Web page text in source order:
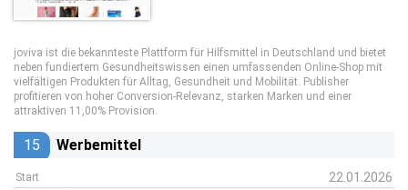
joviva ist die bekannteste Plattform für Hilfsmittel in Deutschland und bietet
neben fundiertem Gesundheitswissen einen umfassenden Online-Shop mit
vielfältigen Produkten für Alltag, Gesundheit und Mobilität. Publisher
profitieren von hoher Conversion-Relevanz, starken Marken und einer
attraktiven 11,00% Provision.
15 Werbemittel
Start 22.01.2026